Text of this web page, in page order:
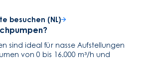
besuchen (NL)
sind ideal für nasse Aufstellungen
von 0 bis 16.000 m³/h und